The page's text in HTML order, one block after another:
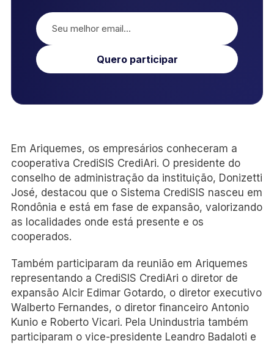
Quero participar
Em Ariquemes, os empresários conheceram a
cooperativa CrediSIS CrediAri. O presidente do
conselho de administração da instituição, Donizetti
José, destacou que o Sistema CrediSIS nasceu em
Rondônia e está em fase de expansão, valorizando
as localidades onde está presente e os
cooperados.
Também participaram da reunião em Ariquemes
representando a CrediSIS CrediAri o diretor de
expansão Alcir Edimar Gotardo, o diretor executivo
Walberto Fernandes, o diretor financeiro Antonio
Kunio e Roberto Vicari. Pela Unindustria também
participaram o vice-presidente Leandro Badaloti e